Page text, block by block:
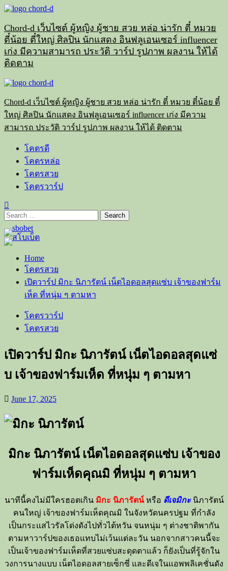
Skip
content
Chord-d เว็บไซต์ ผู้หญิง ผู้ชาย สวย หล่อ น่ารัก ตี๋ หมวย
ตี๋น้อย ตี๋ใหญ่ ศิลปิน นักแสดง อินฟลูเอนเซอร์ influencer
เก่ง มีความสามารถ ประวัติ วาร์ป รูปภาพ ผลงาน ให้ได้
ติดตาม
Primary
Chord-d เว็บไซต์ ผู้หญิง ผู้ชาย สวย หล่อ น่ารัก ตี๋ หมวย ตี๋น้อย ตี๋
ใหญ่ ศิลปิน นักแสดง อินฟลูเอนเซอร์ influencer เก่ง มีความ
สามารถ ประวัติ วาร์ป รูปภาพ ผลงาน ให้ได้ ติดตาม
โคตรดี
โคตรหล่อ
โคตรสวย
โคตรวาร์ป
Search
for:
Home
โคตรสวย
เปิดวาร์ป มิกะ นิภารัตน์ เน็ตไอดอลสุดแซ่บ เจ้าของฟาร์ม
เห็ด ที่หนุ่ม ๆ ตามหา
โคตรวาร์ป
โคตรสวย
เปิดวาร์ป มิกะ นิภารัตน์ เน็ตไอดอลสุดแซ่
บ เจ้าของฟาร์มเห็ด ที่หนุ่ม ๆ ตามหา
June 17, 2025
มิกะ นิภารัตน์ เน็ตไอดอลสุดแซ่บ เจ้าของ
ฟาร์มเห็ดคุณมิ ที่หนุ่ม ๆ ตามหา
นาทีนี้คงไม่มีใครฮอตเกิน มิกะ นิภารัตน์ หรือ ดีเจมิกะ นิภารัตน์
คนใหญ่ เจ้าของฟาร์มเห็ดคุณมิ ในจังหวัดนครปฐม ที่กำลัง
เป็นกระแสไวรัลโด่งดังไปทั่วไต้หวัน จนหนุ่ม ๆ ต่างชาติพากัน
ตามหาวาร์ปของเธอแทบไม่เว้นแต่ละวัน นอกจากสาวคนนี้จะ
เป็นเจ้าของฟาร์มเห็ดที่สวยแซ่บสะดุดตาแล้ว ก็ยังเป็นที่รู้จักใน
วงการนางแบบ เน็ตไอดอลสายเซ็กซี่ และดีเจในแอพพลิเคชั่นดัง